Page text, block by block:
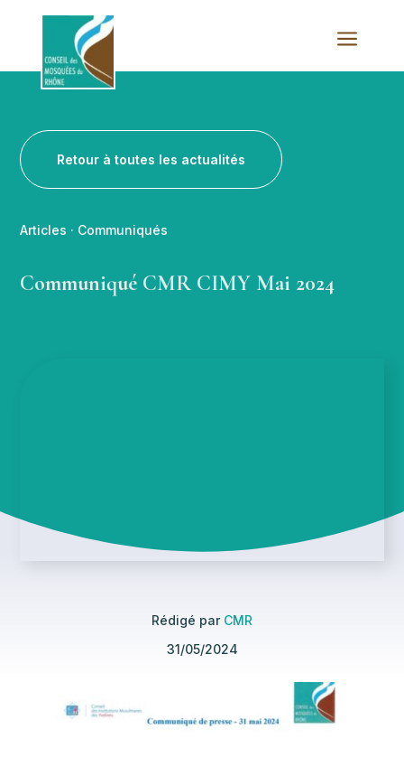
a
Retour à toutes les actualités
Articles · Communiqués
Communiqué CMR CIMY Mai 2024
Rédigé par CMR
31/05/2024